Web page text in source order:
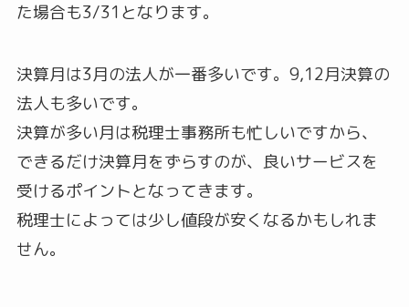
た場合も3/31となります。
決算月は3月の法人が一番多いです。9,12月決算の
法人も多いです。
決算が多い月は税理士事務所も忙しいですから、
できるだけ決算月をずらすのが、良いサービスを
受けるポイントとなってきます。
税理士によっては少し値段が安くなるかもしれま
せん。